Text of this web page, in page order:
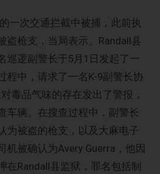
一次交通拦截中被捕，此前执
盗枪支，当局表示。Randall县
巡逻副警长于5月1日发起了一
程中，请求了一名K-9副警长协
毒品气味的存在发出了警报，
车辆。在搜查过程中，副警长
为被盗的枪支，以及大麻电子
机被确认为Avery Guerra，他因
在Randall县监狱，罪名包括制